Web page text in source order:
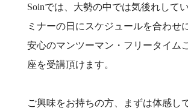
Soinでは、大勢の中では気後れして
ミナーの日にスケジュールを合わせ
安心のマンツーマン・フリータイム
座を受講頂けます。
ご興味をお持ちの方、まずは体感し